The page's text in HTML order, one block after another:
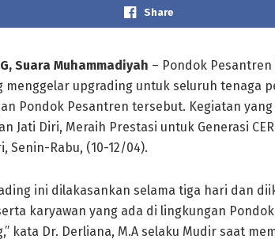
Share
Suara Muhammadiyah – Pondok
menggelar upgrading untuk seluruh tenaga
Pondok Pesantren tersebut. Kegiatan
Jati Diri, Meraih Prestasi untuk Generasi
Senin-Rabu, (10-12/04).
ini dilakasankan selama tiga hari dan
karyawan yang ada di lingkungan
kata Dr. Derliana, M.A selaku Mudir saat